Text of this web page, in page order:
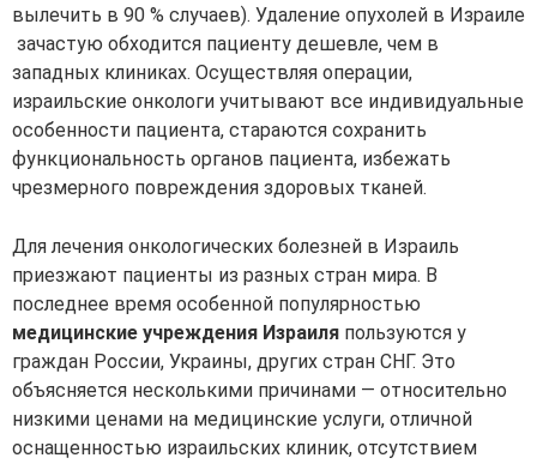
вылечить в 90 % случаев). Удаление опухолей в Израиле
зачастую обходится пациенту дешевле, чем в
западных клиниках. Осуществляя операции,
израильские онкологи учитывают все индивидуальные
особенности пациента, стараются сохранить
функциональность органов пациента, избежать
чрезмерного повреждения здоровых тканей.
Для лечения онкологических болезней в Израиль
приезжают пациенты из разных стран мира. В
последнее время особенной популярностью
медицинские учреждения Израиля пользуются у
граждан России, Украины, других стран СНГ. Это
объясняется несколькими причинами — относительно
низкими ценами на медицинские услуги, отличной
оснащенностью израильских клиник, отсутствием